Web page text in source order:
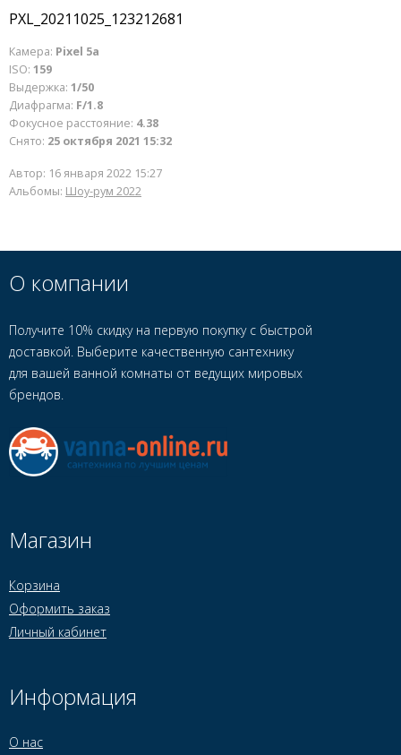
PXL_20211025_123212681
Камера: Pixel 5a
ISO: 159
Выдержка: 1/50
Диафрагма: F/1.8
Фокусное расстояние: 4.38
Снято: 25 октября 2021 15:32
Автор: 16 января 2022 15:27
Альбомы: Шоу-рум 2022
О компании
Получите 10% скидку на первую покупку с быстрой
доставкой. Выберите качественную сантехнику
для вашей ванной комнаты от ведущих мировых
брендов.
Магазин
Корзина
Оформить заказ
Личный кабинет
Информация
О нас